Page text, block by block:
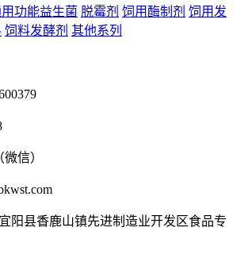
功能益生菌 脱霉剂 饲用酶制剂 饲用发
饲料发酵剂 其他系列
信）
阳县香鹿山镇先进制造业开发区食品专